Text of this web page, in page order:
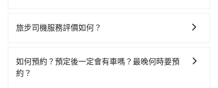
元。不過苗栗縣領有合法執照的計程車僅有400多輛，計
苗栗縣少部分小黃司機不按表收費，看乘客是外地人便
漫天喊價或恣意繞路。但如果全程使用tripool並到府專
湯與天閣酒店台北信義，不然就是需要一次租用多天，
宜方便的選擇。
間，但如改預約tripool可省高達$1,300。但如果你無法
要臨時叫到小黃的難度是台北或新北的200倍之多。再加
上苗栗縣有些計程車司機不按錶計費，約有34%會採現
指定車款服務的需求，可以先將您的需先提供旅步，會
旅步司機服務評價如何？
機非常高的評價，認為他們非常專業且親切！讓他們的
旅程更加順暢和舒適。」
如何預約？預定後一定會有車嗎？最晚何時要預
約？